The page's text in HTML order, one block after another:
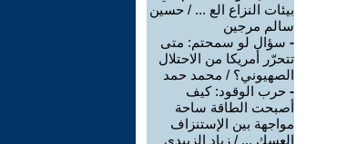
بيئات النزاع الع ... / حسين
سالم مرجين
- سؤال لو سمحتم: متى
تتحرّر أمريكا من الاحتلال
الصهيوني؟ / محمد حمد
- حرب الوقود: كيف
أصبحت الطاقة ساحة
مواجهة بين الإستنزاف
العسك ... / زياد الزبيدي